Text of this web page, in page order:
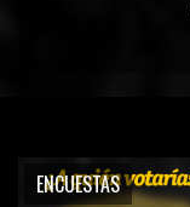
ENCUESTAS